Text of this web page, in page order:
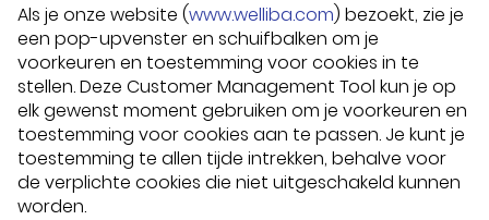
Als je onze website (www.welliba.com) bezoekt, zie je
een pop-upvenster en schuifbalken om je
voorkeuren en toestemming voor cookies in te
stellen. Deze Customer Management Tool kun je op
elk gewenst moment gebruiken om je voorkeuren en
toestemming voor cookies aan te passen. Je kunt je
toestemming te allen tijde intrekken, behalve voor
de verplichte cookies die niet uitgeschakeld kunnen
worden.